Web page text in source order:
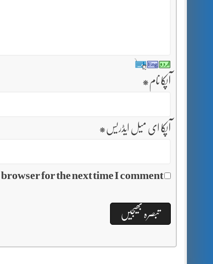
آپکا نام *
آپکا ای میل ایڈریس *
for the next time I comment.